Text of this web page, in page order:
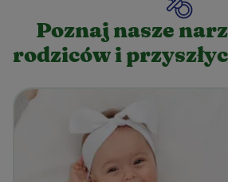
Poznaj nasze
rodziców i